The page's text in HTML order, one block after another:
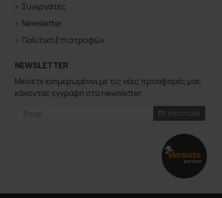
Συνεργάτες
Newsletter
Πολιτική Επιστροφών
NEWSLETTER
Μείνετε ενημερωμένοι με τις νέες προσφορές μας
κάνοντας εγγραφή στο newsletter.
Αποστολή